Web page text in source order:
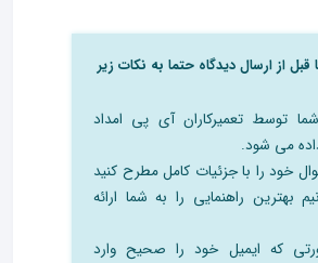
قبل از ارسال دیدگاه حتما به نکات زیر
توسط تعمیرکاران آی پی امداد
می شود.
خود را با جزئیات کامل مطرح کنید
بهترین راهنمایی را به شما ارائه
که ایمیل خود را صحیح وارد